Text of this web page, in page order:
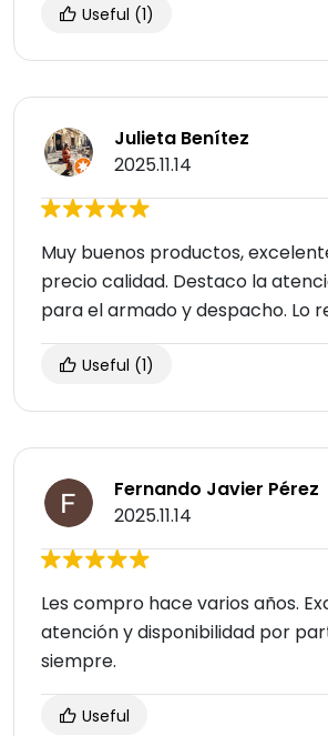
Useful (1)
Julieta Benítez
2025.11.14
Muy buenos productos,
precio calidad. Destaco la
para el armado y despacho. Lo
Useful (1)
Fernando Javier Pérez
2025.11.14
Les compro hace varios años.
atención y disponibilidad por
siempre.
Useful